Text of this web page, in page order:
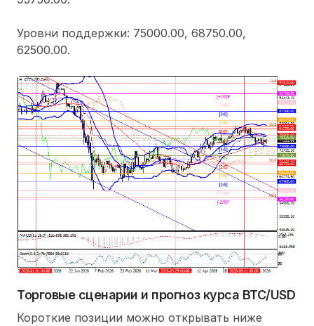
Уровни поддержки: 75000.00, 68750.00,
62500.00.
Торговые сценарии и прогноз курса BTC/USD
Короткие позиции можно открывать ниже